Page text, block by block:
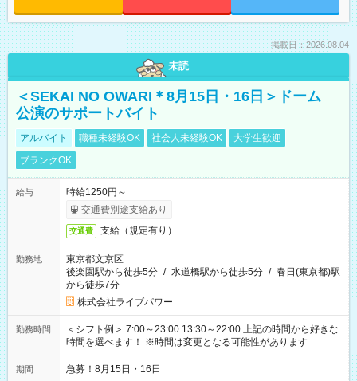
掲載日：2026.08.04
未読
＜SEKAI NO OWARI＊8月15日・16日＞ドーム
公演のサポートバイト
アルバイト 職種未経験OK 社会人未経験OK
大学生歓迎
ブランクOK
給与
時給1250円～
交通費別途支給あり
交通費 支給（規定有り）
勤務地
東京都文京区
後楽園駅から徒歩5分 / 水道橋駅から徒歩5分 / 春日(東京都)駅
から徒歩7分
株式会社ライブパワー
勤務時間
＜シフト例＞ 7:00～23:00 13:30～22:00 上記の時間から好きな
時間を選べます！ ※時間は変更となる可能性があります
期間 急募！8月15日・16日